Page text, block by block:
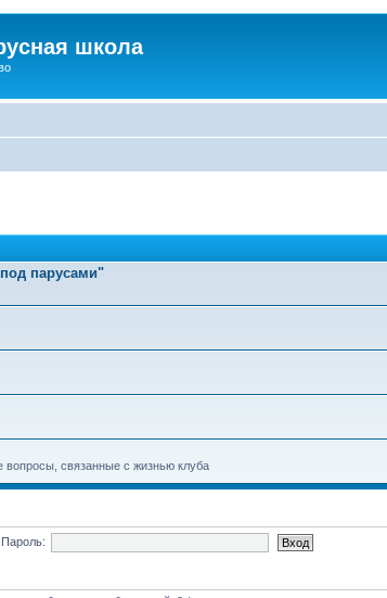
школа
парусами"
связанные с жизнью клуба
Пароль: